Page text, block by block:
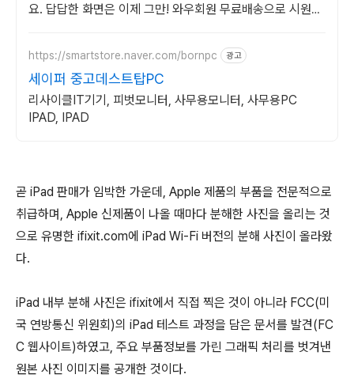
요. 답답한 화면은 이제 그만! 와우회원 무료배송으로 시원한
https://smartstore.naver.com/bornpc 광고
세이퍼 중고데스트탑PC
리사이클IT기기, 피벗모니터, 사무용모니터, 사무용PC
IPAD, IPAD
곧 iPad 판매가 임박한 가운데, Apple 제품의 부품을 전문적으로
취급하며, Apple 신제품이 나올 때마다 분해한 사진을 올리는 것
으로 유명한 ifixit.com에 iPad Wi-Fi 버전의 분해 사진이 올라왔
다.
iPad 내부 분해 사진은 ifixit에서 직접 찍은 것이 아니라 FCC(미
국 연방통신 위원회)의 iPad 테스트 과정을 담은 문서를 발견(FC
C 웹사이트)하였고, 주요 부품정보를 가린 그래픽 처리를 벗겨낸
원본 사진 이미지를 공개한 것이다.